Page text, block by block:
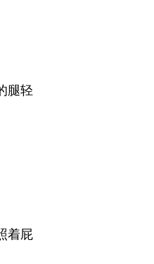
腿轻
着屁